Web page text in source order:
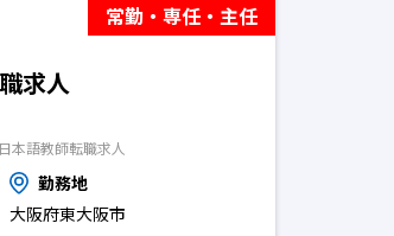
常勤・専任・主任
求人
本語教師転職求人
勤務地
大阪府東大阪市